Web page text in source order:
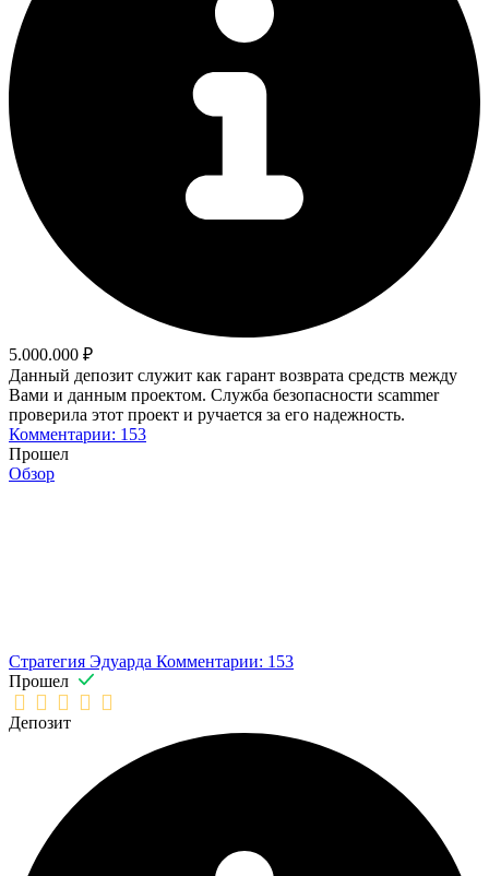
5.000.000 ₽
Данный депозит служит как гарант возврата средств между
Вами и данным проектом. Служба безопасности scammer
проверила этот проект и ручается за его надежность.
Комментарии: 153
Прошел
Обзор
Стратегия Эдуарда Комментарии: 153
Прошел
Депозит